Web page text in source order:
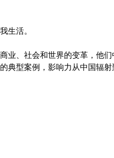
生活。
业、社会和世界的变革，他们
典型案例，影响力从中国辐射